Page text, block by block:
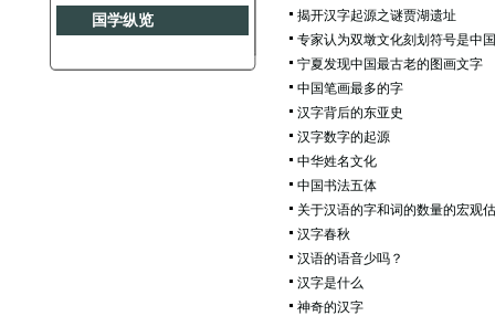
国学纵览
揭开汉字起源之谜贾湖遗址
专家认为双墩文化刻划符号是中
宁夏发现中国最古老的图画文字
中国笔画最多的字
汉字背后的东亚史
汉字数字的起源
中华姓名文化
中国书法五体
关于汉语的字和词的数量的宏观
汉字春秋
汉语的语音少吗？
汉字是什么
神奇的汉字